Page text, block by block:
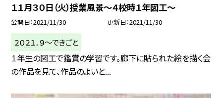
１１月３０日（火）授業風景〜４校時１年図工〜
公開日 2021/11/30 更新日 2021/11/30
２０２１．９〜できごと
１年生の図工で鑑賞の学習です。廊下に貼られた絵を描く会
の作品を見て、作品のよいと...